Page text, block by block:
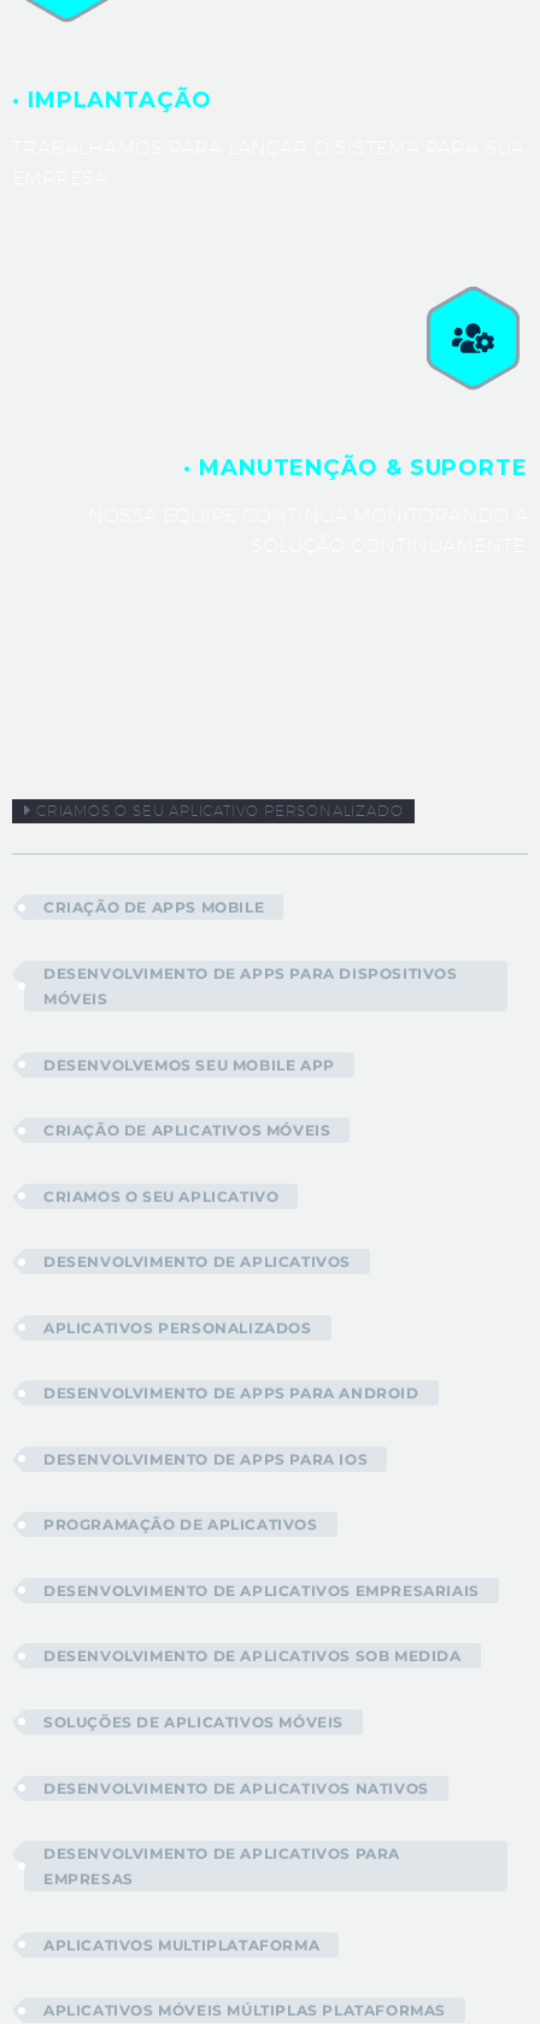
· IMPLANTAÇÃO
· MANUTENÇÃO & SUPORTE
CRIAMOS O SEU APLICATIVO PERSONALIZADO
CRIAÇÃO DE APPS MOBILE
DESENVOLVIMENTO DE APPS PARA DISPOSITIVOS
MÓVEIS
DESENVOLVEMOS SEU MOBILE APP
CRIAÇÃO DE APLICATIVOS MÓVEIS
CRIAMOS O SEU APLICATIVO
DESENVOLVIMENTO DE APLICATIVOS
APLICATIVOS PERSONALIZADOS
DESENVOLVIMENTO DE APPS PARA ANDROID
DESENVOLVIMENTO DE APPS PARA IOS
PROGRAMAÇÃO DE APLICATIVOS
DESENVOLVIMENTO DE APLICATIVOS EMPRESARIAIS
DESENVOLVIMENTO DE APLICATIVOS SOB MEDIDA
SOLUÇÕES DE APLICATIVOS MÓVEIS
DESENVOLVIMENTO DE APLICATIVOS NATIVOS
DESENVOLVIMENTO DE APLICATIVOS PARA
EMPRESAS
APLICATIVOS MULTIPLATAFORMA
APLICATIVOS MÓVEIS MÚLTIPLAS PLATAFORMAS